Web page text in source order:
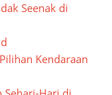
Seenak di
Kendaraan